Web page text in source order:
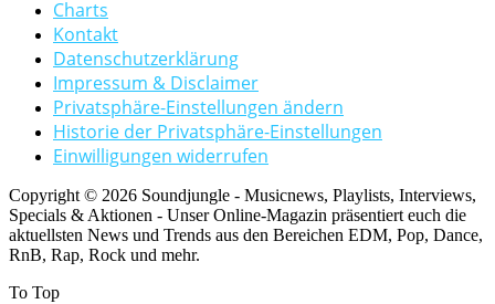
Charts
Kontakt
Datenschutzerklärung
Impressum & Disclaimer
Privatsphäre-Einstellungen ändern
Historie der Privatsphäre-Einstellungen
Einwilligungen widerrufen
Copyright © 2026 Soundjungle - Musicnews, Playlists, Interviews,
Specials & Aktionen - Unser Online-Magazin präsentiert euch die
aktuellsten News und Trends aus den Bereichen EDM, Pop, Dance,
RnB, Rap, Rock und mehr.
To Top